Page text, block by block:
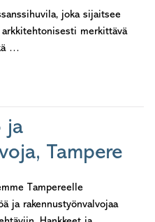
joka sijaitsee
merkittävä
…
ja
Tampere
Tampereelle
ja rakennustyönvalvojaa